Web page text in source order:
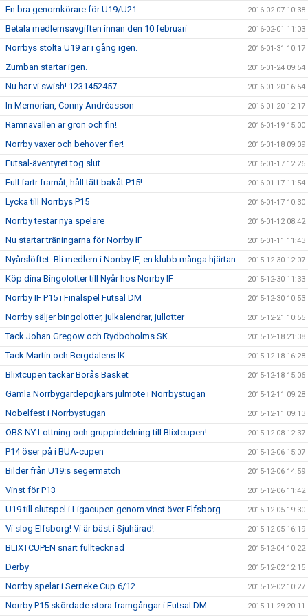
En bra genomkörare för U19/U21 2016-02-07 10:38
Betala medlemsavgiften innan den 10 februari 2016-02-01 11:03
Norrbys stolta U19 är i gång igen. 2016-01-31 10:17
Zumban startar igen. 2016-01-24 09:54
Nu har vi swish! 1231452457 2016-01-20 16:54
In Memorian, Conny Andréasson 2016-01-20 12:17
Ramnavallen är grön och fin! 2016-01-19 15:00
Norrby växer och behöver fler! 2016-01-18 09:09
Futsal-äventyret tog slut 2016-01-17 12:26
Full fartr framåt, håll tätt bakåt P15! 2016-01-17 11:54
Lycka till Norrbys P15 2016-01-17 10:30
Norrby testar nya spelare 2016-01-12 08:42
Nu startar träningarna för Norrby IF 2016-01-11 11:43
Nyårslöftet: Bli medlem i Norrby IF, en klubb många hjärtan 2015-12-30 12:07
Köp dina Bingolotter till Nyår hos Norrby IF 2015-12-30 11:33
Norrby IF P15 i Finalspel Futsal DM 2015-12-30 10:53
Norrby säljer bingolotter, julkalendrar, jullotter 2015-12-21 10:55
Tack Johan Gregow och Rydboholms SK 2015-12-18 21:38
Tack Martin och Bergdalens IK 2015-12-18 16:28
Blixtcupen tackar Borås Basket 2015-12-18 15:06
Gamla Norrbygärdepojkars julmöte i Norrbystugan 2015-12-11 09:28
Nobelfest i Norrbystugan 2015-12-11 09:13
OBS NY Lottning och gruppindelning till Blixtcupen! 2015-12-08 12:37
P14 öser på i BUA-cupen 2015-12-06 15:07
Bilder från U19:s segermatch 2015-12-06 14:59
Vinst för P13 2015-12-06 11:42
U19 till slutspel i Ligacupen genom vinst över Elfsborg 2015-12-05 19:30
Vi slog Elfsborg! Vi är bäst i Sjuhärad! 2015-12-05 16:19
BLIXTCUPEN snart fulltecknad 2015-12-04 10:22
Derby 2015-12-02 12:15
Norrby spelar i Serneke Cup 6/12 2015-12-02 10:27
Norrby P15 skördade stora framgångar i Futsal DM 2015-11-29 20:11